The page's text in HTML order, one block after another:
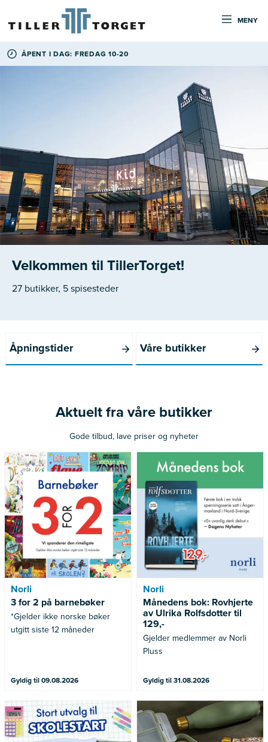
MENY
ÅPENT I DAG: FREDAG 10-20
Velkommen til TillerTorget!
27 butikker, 5 spisesteder
Åpningstider Våre butikker
Aktuelt fra våre butikker
Gode tilbud, lave priser og nyheter
Norli
3 for 2 på barnebøker
*Gjelder ikke norske bøker
utgitt siste 12 måneder
Gyldig til 09.08.2026
*Gjelder ikke norske bøker
utgitt siste 12 måneder
Norli
Månedens bok: Rovhjerte
av Ulrika Rolfsdotter til
129,-
Gjelder medlemmer av Norli
Pluss
Gyldig til 31.08.2026
Gjelder medlemmer av Norli
Gjelder merkede varer
Gjelder ikke allerede nedsatte
varer